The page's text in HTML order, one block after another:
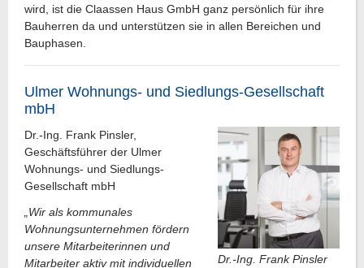
wird, ist die Claassen Haus GmbH ganz persönlich für ihre
Bauherren da und unterstützen sie in allen Bereichen und
Bauphasen.
Ulmer Wohnungs- und Siedlungs-Gesellschaft
mbH
Dr.-Ing. Frank Pinsler
Dr.-Ing. Frank Pinsler,
Geschäftsführer der Ulmer
Wohnungs- und Siedlungs-
Gesellschaft mbH
„Wir als kommunales
Wohnungsunternehmen fördern
unsere Mitarbeiterinnen und
Mitarbeiter aktiv mit individuellen